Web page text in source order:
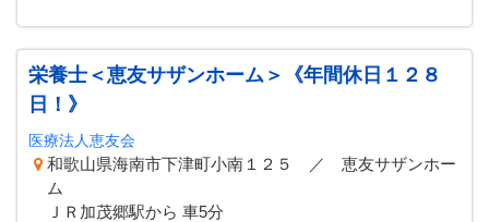
栄養士＜恵友サザンホーム＞《年間休日１２８
日！》
医療法人恵友会
和歌山県海南市下津町小南１２５ ／ 恵友サザンホー
ム
ＪＲ加茂郷駅から 車5分